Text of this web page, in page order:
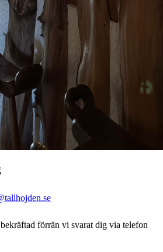
förrän vi svarat dig via telefon